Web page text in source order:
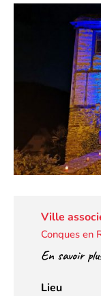
Ville
Conques en
En savoir
Lieu